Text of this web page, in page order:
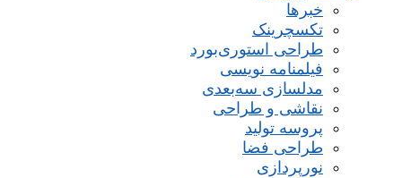
خبرها
تکسچرینک
طراحی استوری‌بورد
فیلمنامه نویسی
مدلسازی سه‌بعدی
نقاشی و طراحی
پروسه تولید
طراحی فضا
نورپردازی